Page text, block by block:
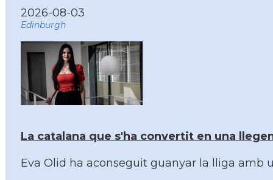
2026-08-03
Edinburgh
La catalana que s'ha convertit en una
Eva Olid ha aconseguit guanyar la lliga amb